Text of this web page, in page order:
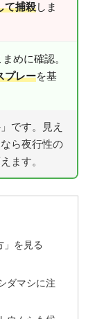
て捕殺しま
めに確認。
プレーを基
です。見え
ら夜行性の
ます。
」を見る
ダマシに注